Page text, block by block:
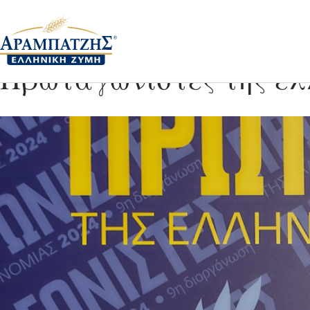
H ΜΙΧΑΗΛ
Πρωταγωνιστές της